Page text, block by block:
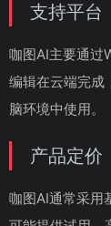
支持平台
咖图AI主要通过
编辑在云端完成
脑环境中使用。
产品定价
咖图AI通常采用